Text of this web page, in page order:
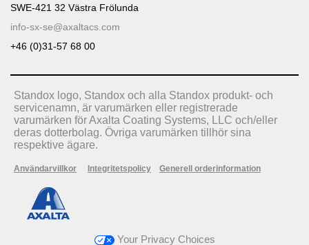
SWE-421 32 Västra Frölunda
info-sx-se@axaltacs.com
+46 (0)31-57 68 00
Standox logo, Standox och alla Standox produkt- och
servicenamn, är varumärken eller registrerade
varumärken för Axalta Coating Systems, LLC och/eller
deras dotterbolag. Övriga varumärken tillhör sina
respektive ägare.
Användarvillkor Integritetspolicy Generell orderinformation
Your Privacy Choices